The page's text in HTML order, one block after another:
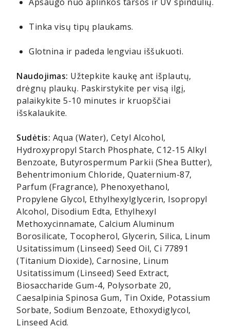
Tinka visų tipų plaukams.
Glotnina ir padeda lengviau iššukuoti.
Naudojimas: Užtepkite kaukę ant išplautų,
drėgnų plaukų. Paskirstykite per visą ilgį,
palaikykite 5-10 minutes ir kruopščiai
išskalaukite.
Sudėtis: Aqua (Water), Cetyl Alcohol,
Hydroxypropyl Starch Phosphate, C12-15 Alkyl
Benzoate, Butyrospermum Parkii (Shea Butter),
Behentrimonium Chloride, Quaternium-87,
Parfum (Fragrance), Phenoxyethanol,
Propylene Glycol, Ethylhexylglycerin, Isopropyl
Alcohol, Disodium Edta, Ethylhexyl
Methoxycinnamate, Calcium Aluminum
Borosilicate, Tocopherol, Glycerin, Silica, Linum
Usitatissimum (Linseed) Seed Oil, Ci 77891
(Titanium Dioxide), Carnosine, Linum
Usitatissimum (Linseed) Seed Extract,
Biosaccharide Gum-4, Polysorbate 20,
Caesalpinia Spinosa Gum, Tin Oxide, Potassium
Sorbate, Sodium Benzoate, Ethoxydiglycol,
Linseed Acid.